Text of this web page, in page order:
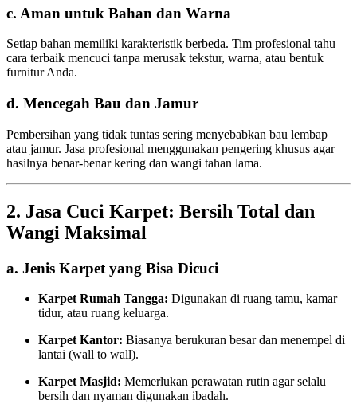
c. Aman untuk Bahan dan Warna
Setiap bahan memiliki karakteristik berbeda. Tim profesional tahu
cara terbaik mencuci tanpa merusak tekstur, warna, atau bentuk
furnitur Anda.
d. Mencegah Bau dan Jamur
Pembersihan yang tidak tuntas sering menyebabkan bau lembap
atau jamur. Jasa profesional menggunakan pengering khusus agar
hasilnya benar-benar kering dan wangi tahan lama.
2. Jasa Cuci Karpet: Bersih Total dan
Wangi Maksimal
a. Jenis Karpet yang Bisa Dicuci
Karpet Rumah Tangga: Digunakan di ruang tamu, kamar
tidur, atau ruang keluarga.
Karpet Kantor: Biasanya berukuran besar dan menempel di
lantai (wall to wall).
Karpet Masjid: Memerlukan perawatan rutin agar selalu
bersih dan nyaman digunakan ibadah.